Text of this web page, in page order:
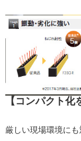
【コンパクト化
厳しい現場環境に